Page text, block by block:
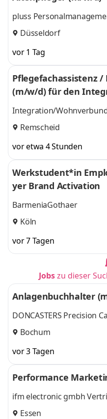
pluss
Düsseldorf
vor 1 Tag
Pflegefachassistenz
(m/w/d) für den
Integration/
Remscheid
vor etwa 4 Stunden
Werkstudent*in
yer Brand Activation
BarmeniaGothaer
Köln
vor 7 Tagen
Jobszu dieser
Anlagenbuchhalter
DONCASTERS Precision
GmbH
Bochum
vor 3 Tagen
Performance
ifm electronic gmbh
Essen